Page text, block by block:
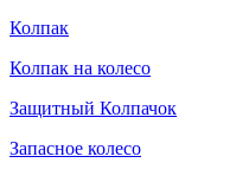
Колпак
Колпак на колесо
Защитный Колпачок
Запасное колесо